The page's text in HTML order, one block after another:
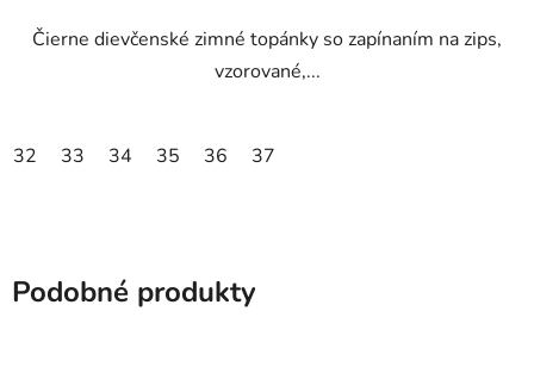
Čierne dievčenské zimné topánky so zapínaním na zips,
vzorované,...
32 33 34 35 36 37
Podobné produkty